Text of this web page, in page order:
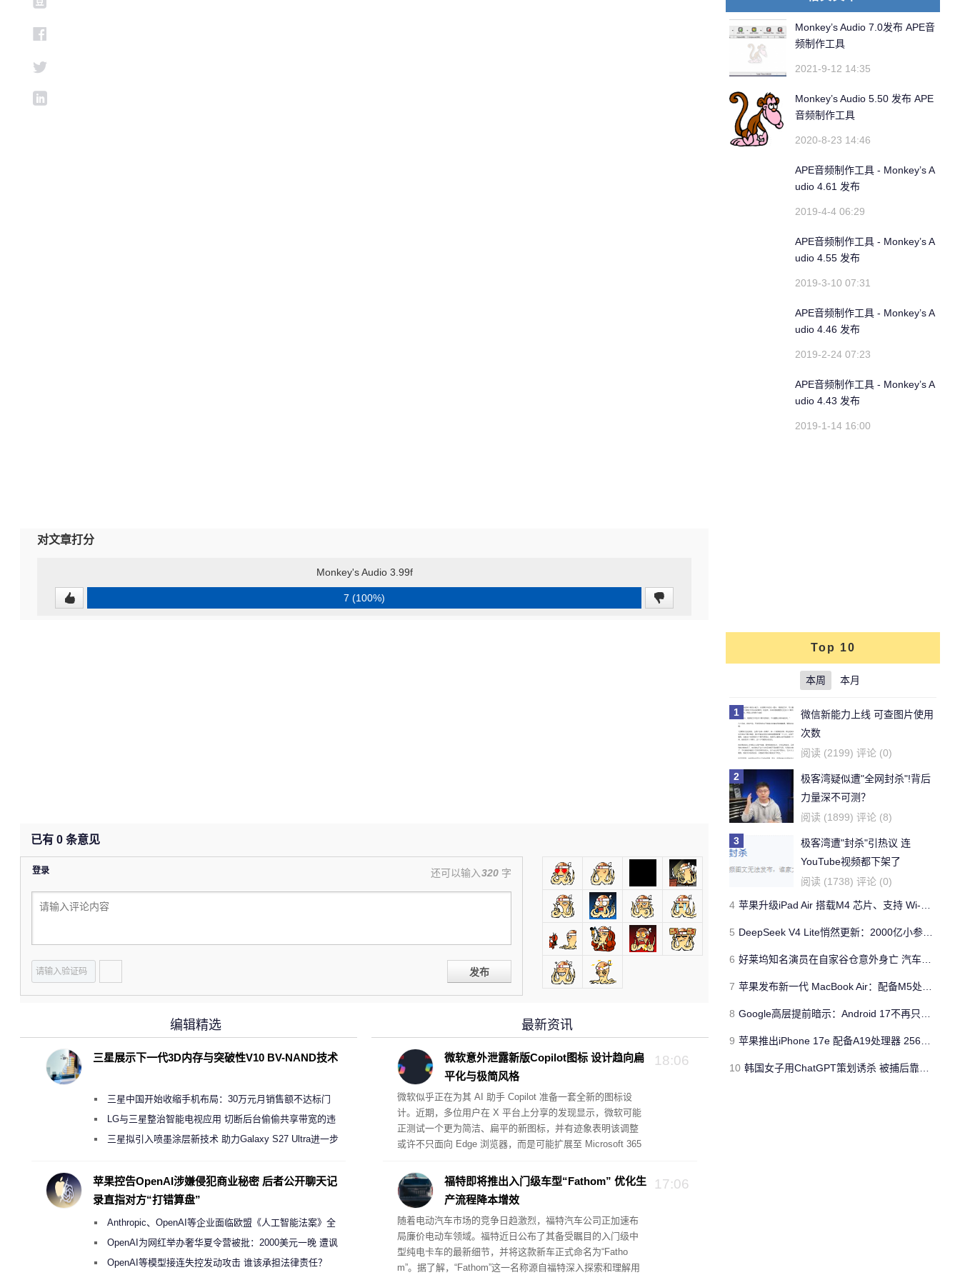
对文章打分
Monkey's Audio 3.99f
7 (100%)
已有 0 条意见
登录 还可以输入320 字
发布
最新资讯
18:06
微软意外泄露新版Copilot图标 设计趋向扁
平化与极简风格
微软似乎正在为其 AI 助手 Copilot 准备一套全新的图标设
计。近期，多位用户在 X 平台上分享的发现显示，微软可能
正测试一个更为简洁、扁平的新图标，并有迹象表明该调整
或许不只面向 Edge 浏览器，而是可能扩展至 Microsoft 365
17:06
福特即将推出入门级车型“Fathom” 优化生
产流程降本增效
随着电动汽车市场的竞争日趋激烈，福特汽车公司正加速布
局廉价电动车领域。福特近日公布了其备受瞩目的入门级中
型纯电卡车的最新细节，并将这款新车正式命名为“Fatho
m”。据了解，“Fathom”这一名称源自福特深入探索和理解用
编辑精选
三星展示下一代3D内存与突破性V10 BV-NAND技术
三星中国开始收缩手机布局：30万元月销售额不达标门
店 将被逐步清退
LG与三星整治智能电视应用 切断后台偷偷共享带宽的违
规行为三星拟引入喷墨涂层新技术 助力Galaxy S27 Ultra进一步
苹果控告OpenAI涉嫌侵犯商业秘密 后者公开聊天记
录直指对方“打错算盘”
Anthropic、OpenAI等企业面临欧盟《人工智能法案》全
新执法权限审查
OpenAI为网红举办奢华夏令营被批：2000美元一晚 遭讽
“反乌托邦”
OpenAI等模型接连失控发动攻击 谁该承担法律责任？
Monkey’s Audio 7.0发布 APE音
频制作工具
2021-9-12 14:35
Monkey’s Audio 5.50 发布 APE
音频制作工具
2020-8-23 14:46
APE音频制作工具 - Monkey’s A
udio 4.61 发布
2019-4-4 06:29
APE音频制作工具 - Monkey’s A
udio 4.55 发布
2019-3-10 07:31
APE音频制作工具 - Monkey’s A
udio 4.46 发布
2019-2-24 07:23
APE音频制作工具 - Monkey’s A
udio 4.43 发布
2019-1-14 16:00
Top 10
本周 本月
1
微信新能力上线 可查图片使用
次数
阅读 (2199) 评论 (0)
2
极客湾疑似遭"全网封杀"!背后
力量深不可测？
阅读 (1899) 评论 (8)
3
极客湾遭"封杀"引热议 连
YouTube视频都下架了
阅读 (1738) 评论 (0)
4 苹果升级iPad Air 搭载M4 芯片、支持 Wi‑Fi 7 售价不变
5 DeepSeek V4 Lite悄然更新：2000亿小参数性能逼近美国顶流
6 好莱坞知名演员在自家谷仓意外身亡 汽车搭电时突然自燃
7 苹果发布新一代 MacBook Air：配备M5处理器 性能、存储与 AI 全面升级 ​
8 Google高层提前暗示：Android 17不再只是操作系统
9 苹果推出iPhone 17e 配备A19处理器 256GB容量起步 刘海屏依旧
10 韩国女子用ChatGPT策划诱杀 被捕后靠清纯颜值粉丝暴涨50倍